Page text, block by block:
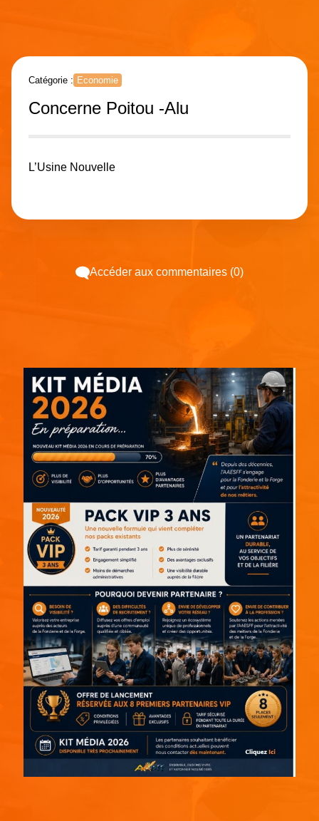
Catégorie : Economie
Concerne Poitou -Alu
L’Usine Nouvelle
Accéder aux commentaires (0)